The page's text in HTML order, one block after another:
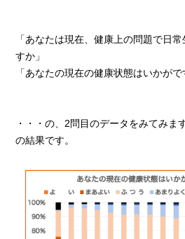
「あなたは現在、健康上の問題で日
すか」
「あなたの現在の健康状態はいかがで
・・・の、2問目のデータをみてみま
の結果です。